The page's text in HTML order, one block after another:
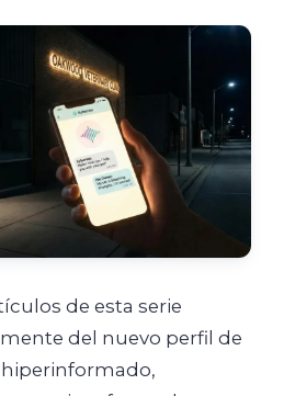
de esta serie
del nuevo perfil de